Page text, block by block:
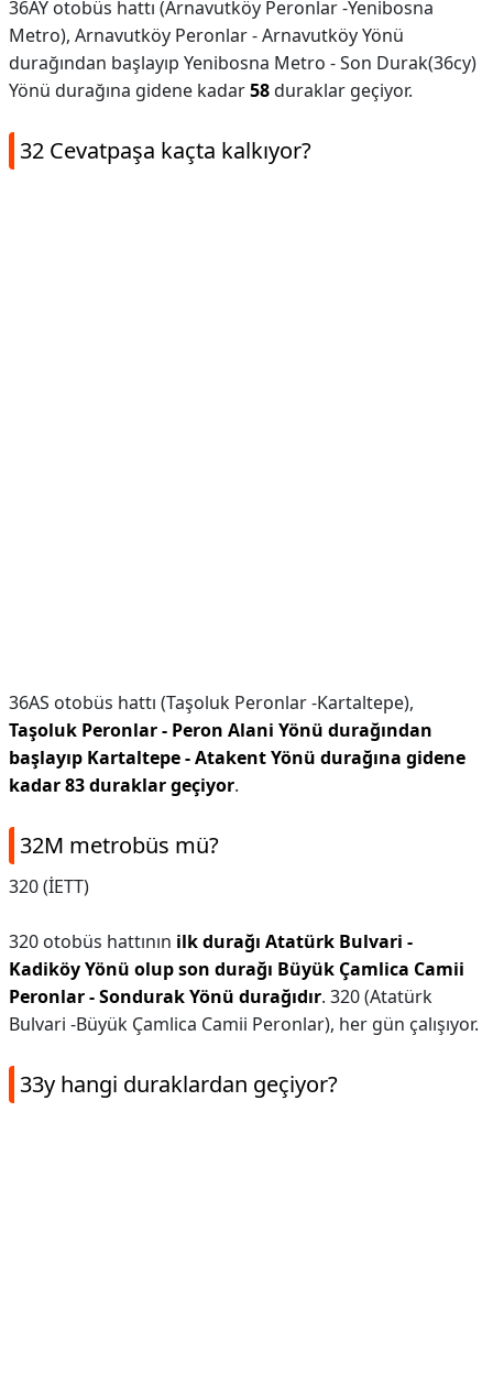
36AY otobüs hattı (Arnavutköy Peronlar -Yenibosna
Metro), Arnavutköy Peronlar - Arnavutköy Yönü
durağından başlayıp Yenibosna Metro - Son Durak(36cy)
Yönü durağına gidene kadar58duraklar geçiyor.
32 Cevatpaşa kaçta kalkıyor?
36AS otobüs hattı (Taşoluk Peronlar -Kartaltepe),
Taşoluk Peronlar - Peron Alani Yönü durağından
başlayıp Kartaltepe - Atakent Yönü durağına gidene
kadar 83 duraklar geçiyor.
32M metrobüs mü?
320 (İETT)
320 otobüs hattının ilk durağı Atatürk Bulvari -
Kadiköy Yönü olup son durağı Büyük Çamlica Camii
Peronlar - Sondurak Yönü durağıdır. 320 (Atatürk
Bulvari -Büyük Çamlica Camii Peronlar), her gün çalışıyor.
33y hangi duraklardan geçiyor?